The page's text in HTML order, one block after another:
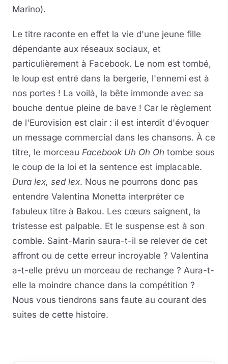
Marino).
Le titre raconte en effet la vie d'une jeune fille
dépendante aux réseaux sociaux, et
particulièrement à Facebook. Le nom est tombé,
le loup est entré dans la bergerie, l'ennemi est à
nos portes ! La voilà, la bête immonde avec sa
bouche dentue pleine de bave ! Car le règlement
de l'Eurovision est clair : il est interdit d'évoquer
un message commercial dans les chansons. À ce
titre, le morceau Facebook Uh Oh Oh tombe sous
le coup de la loi et la sentence est implacable.
Dura lex, sed lex. Nous ne pourrons donc pas
entendre Valentina Monetta interpréter ce
fabuleux titre à Bakou. Les cœurs saignent, la
tristesse est palpable. Et le suspense est à son
comble. Saint-Marin saura-t-il se relever de cet
affront ou de cette erreur incroyable ? Valentina
a-t-elle prévu un morceau de rechange ? Aura-t-
elle la moindre chance dans la compétition ?
Nous vous tiendrons sans faute au courant des
suites de cette histoire.